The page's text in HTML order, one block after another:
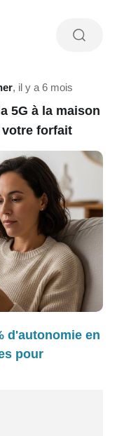
, il y a 6 mois
5G à la maison
votre forfait
d'autonomie en
pour